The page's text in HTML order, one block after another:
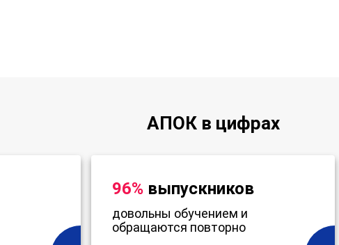
АПОК в цифрах
96% выпускников
довольны обучением и
обращаются повторно